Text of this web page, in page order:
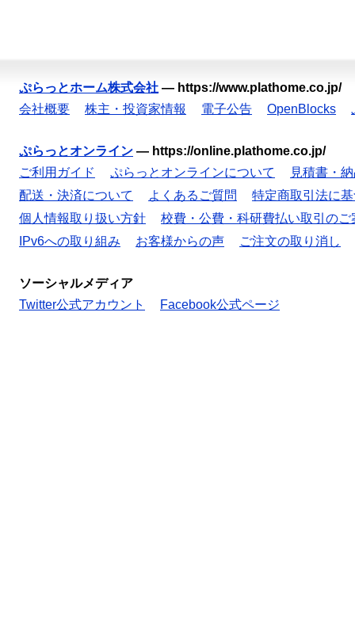
ぷらっとホーム株式会社 — https://www.plathome.co.jp/
会社概要
株主・投資家情報 電子公告 OpenBlocks
ぷらっとオンライン — https://online.plathome.co.jp/
ご利用ガイド
ぷらっとオンラインについて
見積書・
配送・決済について
よくあるご質問
特定商取引法に
個人情報取り扱い方針
校費・公費・科研費払い取引のご
IPv6への取り組み
お客様からの声 ご注文の取り消し
ソーシャルメディア
Twitter公式アカウント
Facebook公式ページ